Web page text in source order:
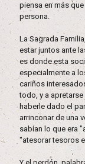
piensa en más
persona.
La Sagrada
estar juntos ante
es donde esta
especialmente a
cariños
todo, y a
haberle dado el
arrinconar de una
sabían lo que era
"atesorar tesoros